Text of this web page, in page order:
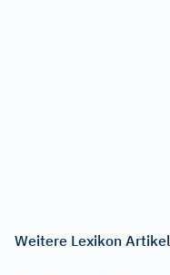
Weitere Lexikon Artikel